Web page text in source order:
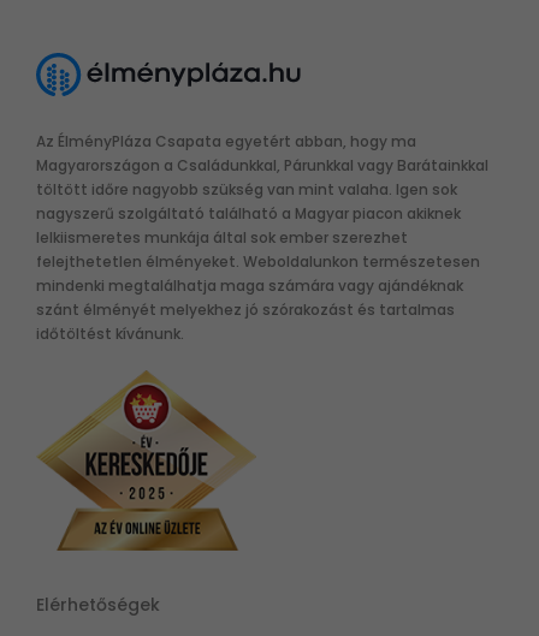
Az ÉlményPláza Csapata egyetért abban, hogy ma
Magyarországon a Családunkkal, Párunkkal vagy Barátainkkal
töltött időre nagyobb szükség van mint valaha. Igen sok
nagyszerű szolgáltató található a Magyar piacon akiknek
lelkiismeretes munkája által sok ember szerezhet
felejthetetlen élményeket. Weboldalunkon természetesen
mindenki megtalálhatja maga számára vagy ajándéknak
szánt élményét melyekhez jó szórakozást és tartalmas
időtöltést kívánunk.
Elérhetőségek